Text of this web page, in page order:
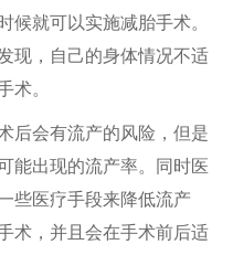
候就可以实施减胎手术。
现，自己的身体情况不适
术。
后会有流产的风险，但是
能出现的流产率。同时医
些医疗手段来降低流产
术，并且会在手术前后适